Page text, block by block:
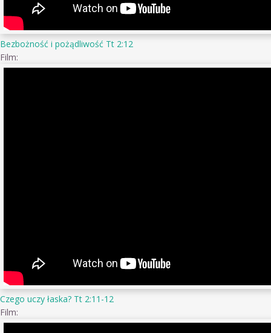
Bezbożność i pożądliwość Tt 2:12
Film:
Czego uczy łaska? Tt 2:11-12
Film: